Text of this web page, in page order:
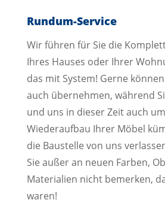
Rundum-Service
Wir führen für Sie die
Ihres Hauses oder Ihrer
das mit System! Gerne
auch übernehmen, während
und uns in dieser Zeit auch
Wiederaufbau Ihrer Möbel
die Baustelle von uns
Sie außer an neuen Farben,
Materialien nicht bemerken,
waren!